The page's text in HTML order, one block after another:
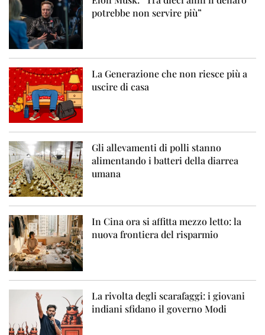
potrebbe non servire più”
La Generazione che non riesce più a
uscire di casa
Gli allevamenti di polli stanno
alimentando i batteri della diarrea
umana
In Cina ora si affitta mezzo letto: la
nuova frontiera del risparmio
La rivolta degli scarafaggi: i giovani
indiani sfidano il governo Modi